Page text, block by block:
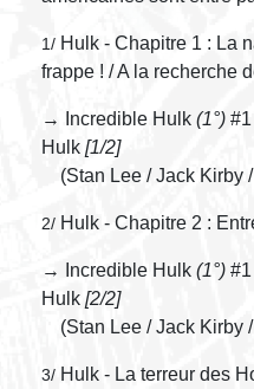
1/ Hulk - Chapitre 1 : La
frappe ! / A la recherche
→ Incredible Hulk (1°)
Hulk [1/2]
(Stan Lee / Jack Kirby
2/ Hulk - Chapitre 2 :
→ Incredible Hulk (1°)
Hulk [2/2]
(Stan Lee / Jack Kirby
3/ Hulk - La terreur des